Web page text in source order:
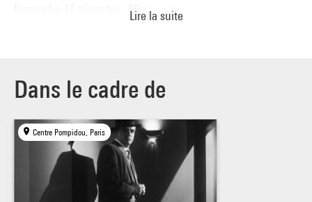
Dimanche 14 décembre, 18h.Lire la suite
Dans le cadre de
Centre Pompidou, Paris